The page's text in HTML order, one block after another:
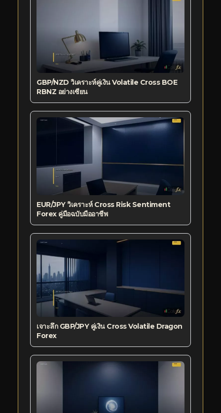
GBP/NZD วิเคราะห์คู่เงิน Volatile Cross BOE
RBNZ อย่างเซียน
EUR/JPY วิเคราะห์ Cross Risk Sentiment
Forex คู่มือฉบับมืออาชีพ
เจาะลึก GBP/JPY คู่เงิน Cross Volatile Dragon
Forex